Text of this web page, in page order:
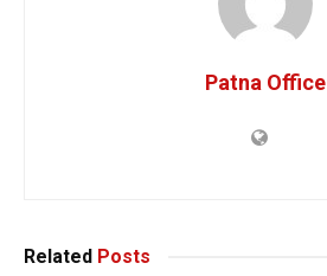
Patna Office
Related Posts